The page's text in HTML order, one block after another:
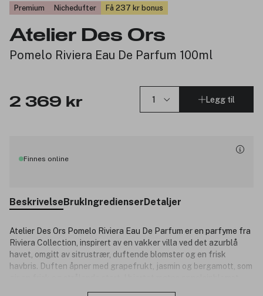
Premium Nichedufter Få 237 kr bonus
Atelier Des Ors
Pomelo Riviera Eau De Parfum 100ml
2 369 kr Legg til
Finnes online
Beskrivelse Bruk Ingredienser Detaljer
Atelier Des Ors Pomelo Riviera Eau De Parfum er en parfyme fra
Riviera Collection, inspirert av en vakker villa ved det azurblå
havet, omgitt av sitrustrær, duftende blomster og en frisk
havbris. Duften åpner med grapefrukt, jasmin og bergamott, som
saltakkord og rose, som gir duften en solfylt, blomstrende og